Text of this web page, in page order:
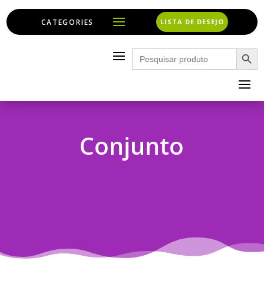
LISTA DE DESEJO
Search
for:
Search Button
Conjunto